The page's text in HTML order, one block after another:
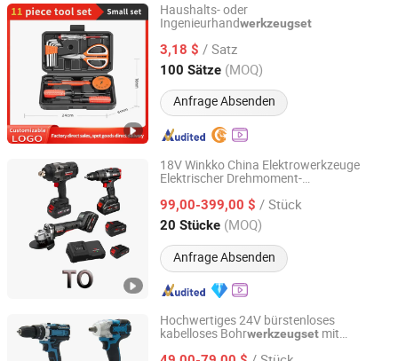
Haushalts- oder
Ingenieurhandwerkzeugset
3,18 $ / Satz
100 Sätze (MOQ)
Anfrage Absenden
Shijiazhuang Qihan Technology Co., Ltd.
Hebei, China Seit 2024
18V Winkko China Elektrowerkzeuge
Elektrischer Drehmoment-
Elektrowerkzeug Akku-Bohrmaschine
Schlagschrauber Bürstenloser Motor
Werkzeug-Combo-Set
99,00-399,00 $ / Stück
20 Stücke (MOQ)
Anfrage Absenden
Hangzhou Zenergy Hardware Co., Ltd.
Zhejiang, China Seit 2023
Hochwertiges 24V bürstenloses
kabelloses Bohrwerkzeugset mit
Jinhua Monavisa Co., Ltd